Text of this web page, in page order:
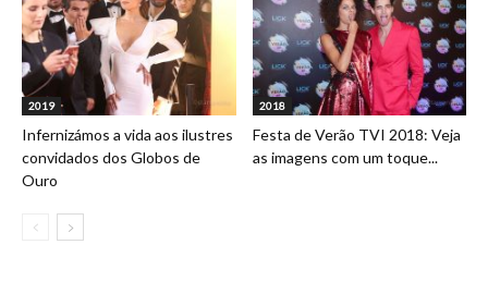
2019
Infernizámos a vida aos ilustres
convidados dos Globos de
Ouro
2018
Festa de Verão TVI 2018: Veja
as imagens com um toque...